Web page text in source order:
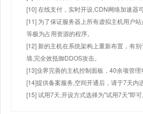
[10] 在线支付，实时开设,CDN网络加速器
[11] 为了保证服务器上所有虚拟主机用户
等极为占用资源的程序。
[12] 新的主机在系统架构上重新布置，有
墙,完全效抵御DDOS攻击。
[13]业界完善的主机控制面板，40余项管
[14]提供备案服务,空间开通后，请于7天内
[15] 试用7天.开设方式选择为"试用7天"即可